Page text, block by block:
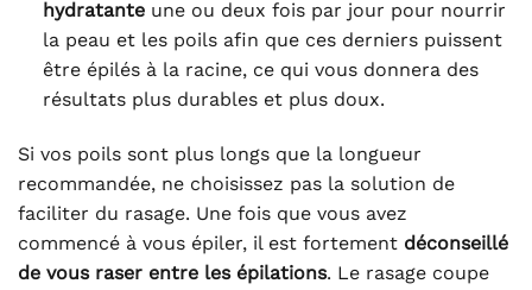
hydratanteune ou deux fois par jour pour nourrir
la peau et les poils afin que ces derniers puissent
être épilés à la racine, ce qui vous donnera des
résultats plus durables et plus doux.
Si vos poils sont plus longs que la longueur
recommandée, ne choisissez pas la solution de
faciliter du rasage. Une fois que vous avez
commencé à vous épiler, il est fortement déconseillé
de vous raser entre les épilations. Le rasage coupe